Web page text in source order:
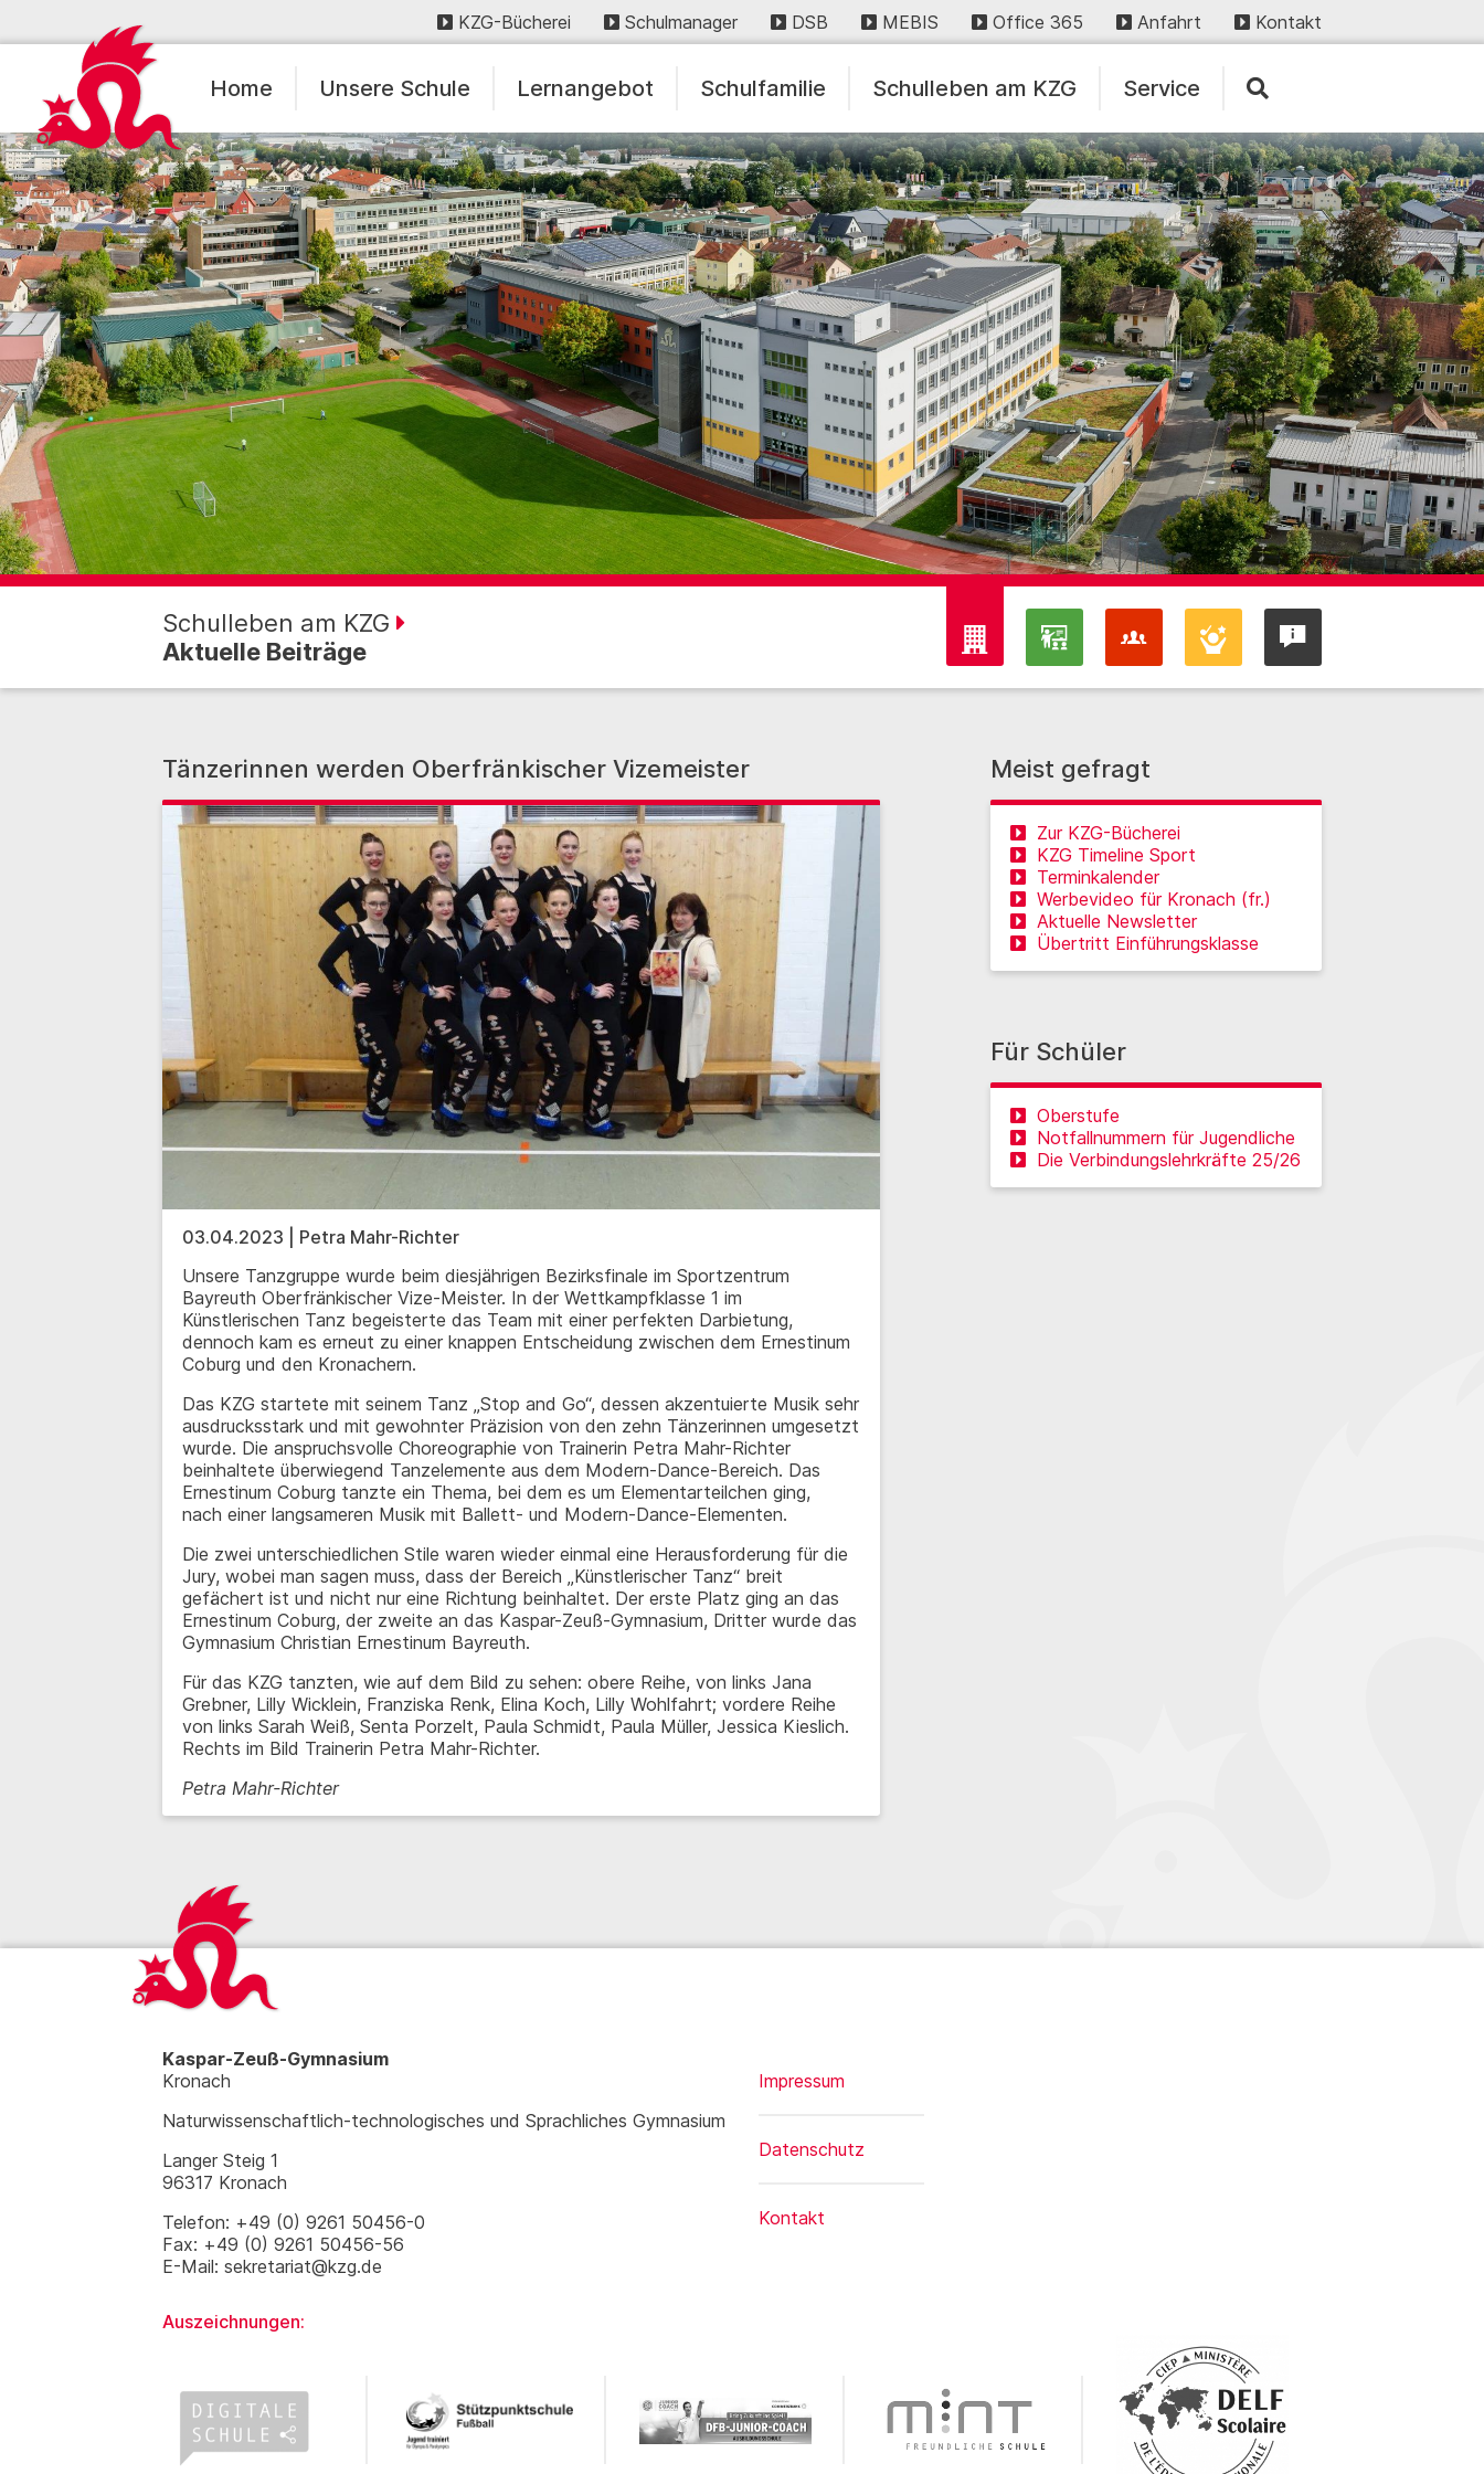
KZG-Bücherei Schulmanager DSB MEBIS Office 365 Anfahrt Kontakt
Home Unsere Schule Lernangebot Schulfamilie Schulleben am KZG Service
Schulleben am KZG
Aktuelle Beiträge
Tänzerinnen werden Oberfränkischer Vizemeister
03.04.2023 | Petra Mahr-Richter
Unsere Tanzgruppe wurde beim diesjährigen Bezirksfinale im Sportzentrum
Bayreuth Oberfränkischer Vize-Meister. In der Wettkampfklasse 1 im
Künstlerischen Tanz begeisterte das Team mit einer perfekten Darbietung,
dennoch kam es erneut zu einer knappen Entscheidung zwischen dem Ernestinum
Coburg und den Kronachern.
Das KZG startete mit seinem Tanz „Stop and Go“, dessen akzentuierte Musik sehr
ausdrucksstark und mit gewohnter Präzision von den zehn Tänzerinnen umgesetzt
wurde. Die anspruchsvolle Choreographie von Trainerin Petra Mahr-Richter
beinhaltete überwiegend Tanzelemente aus dem Modern-Dance-Bereich. Das
Ernestinum Coburg tanzte ein Thema, bei dem es um Elementarteilchen ging,
nach einer langsameren Musik mit Ballett- und Modern-Dance-Elementen.
Die zwei unterschiedlichen Stile waren wieder einmal eine Herausforderung für die
Jury, wobei man sagen muss, dass der Bereich „Künstlerischer Tanz“ breit
gefächert ist und nicht nur eine Richtung beinhaltet. Der erste Platz ging an das
Ernestinum Coburg, der zweite an das Kaspar-Zeuß-Gymnasium, Dritter wurde das
Gymnasium Christian Ernestinum Bayreuth.
Für das KZG tanzten, wie auf dem Bild zu sehen: obere Reihe, von links Jana
Grebner, Lilly Wicklein, Franziska Renk, Elina Koch, Lilly Wohlfahrt; vordere Reihe
von links Sarah Weiß, Senta Porzelt, Paula Schmidt, Paula Müller, Jessica Kieslich.
Rechts im Bild Trainerin Petra Mahr-Richter.
Petra Mahr-Richter
Meist gefragt
Zur KZG-Bücherei
KZG Timeline Sport
Terminkalender
Werbevideo für Kronach (fr.)
Aktuelle Newsletter
Übertritt Einführungsklasse
Für Schüler
Oberstufe
Notfallnummern für Jugendliche
Die Verbindungslehrkräfte 25/26
Kaspar-Zeuß-Gymnasium
Kronach
Naturwissenschaftlich-technologisches und Sprachliches Gymnasium
Langer Steig 1
96317 Kronach
Telefon: +49 (0) 9261 50456-0
Fax: +49 (0) 9261 50456-56
E-Mail: sekretariat@kzg.de
Impressum
Datenschutz
Kontakt
Auszeichnungen: